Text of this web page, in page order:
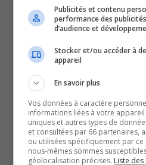
s’arrêtent pas quand les feux
d’arrêt sont en marche,
division Rouyn-Noranda et
Groupe Maheux, Joanie
En pleine zone scolaire, une
tranquillement, en envoyant la
s’est fait pincer.
Reste que c’est une infraction
jeunes, il faut attendre le
Publicités et contenu
performance des
d’audience et
Stocker et/ou accéder à
appareil
En savoir plus
Vos données à caractère
informations liées à votre
uniques et autres types de
et consultées par 66 partenaires,
ou utilisées spécifiquement par
nous-mêmes sommes
géolocalisation précises. Liste